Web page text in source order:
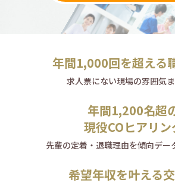
年間1,000回を超える
求人票にない現場の雰囲気
年間1,200名超
現役COヒアリン
先輩の定着・退職理由を傾向デー
希望年収を叶える